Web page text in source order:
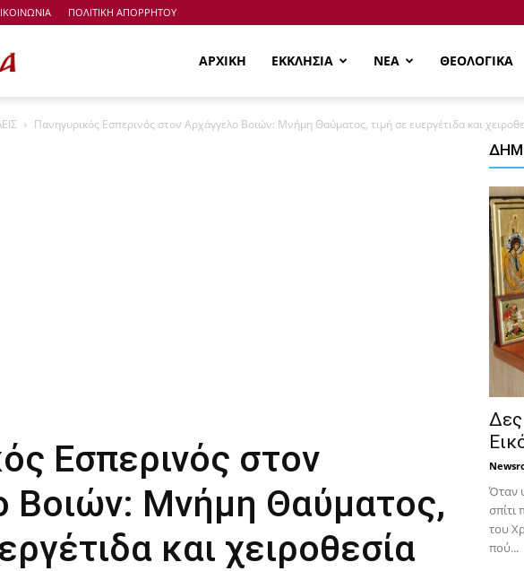
ΠΟΛΙΤΙΚΗ ΑΠΟΡΡΗΤΟΥ
Μονοπάτια
ΑΡΧΙΚΗ ΕΚΚΛΗΣΙΑ ΝΕΑ ΘΕΟΛΟΓΙΚΑ
Πανηγυρικός Εσπερινός στον Αρχάγγελο Βοιών: Μνήμη Θαύματος, τιμή σε ευεργέτιδα και
Εσπερινός στον
Βοιών: Μνήμη Θαύματος,
και χειροθεσία
Δες
Όταν
σπίτι
του
πού...